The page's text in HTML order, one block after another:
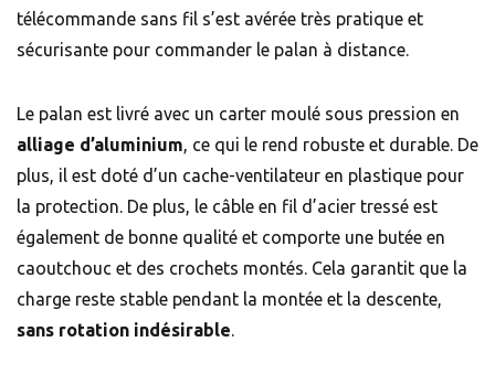
télécommande sans fil s’est avérée très pratique et
sécurisante pour commander le palan à distance.
Le palan est livré avec un carter moulé sous pression en
alliage d’aluminium, ce qui le rend robuste et durable. De
plus, il est doté d’un cache-ventilateur en plastique pour
la protection. De plus, le câble en fil d’acier tressé est
également de bonne qualité et comporte une butée en
caoutchouc et des crochets montés. Cela garantit que la
charge reste stable pendant la montée et la descente,
sans rotation indésirable.